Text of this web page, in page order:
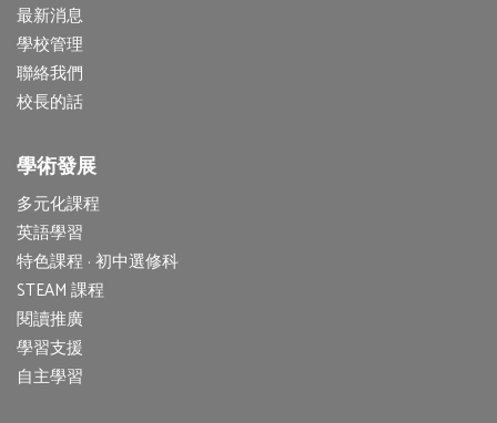
最新消息
學校管理
聯絡我們
校長的話
學術發展
多元化課程
英語學習
特色課程 · 初中選修科
STEAM 課程
閱讀推廣
學習支援
自主學習